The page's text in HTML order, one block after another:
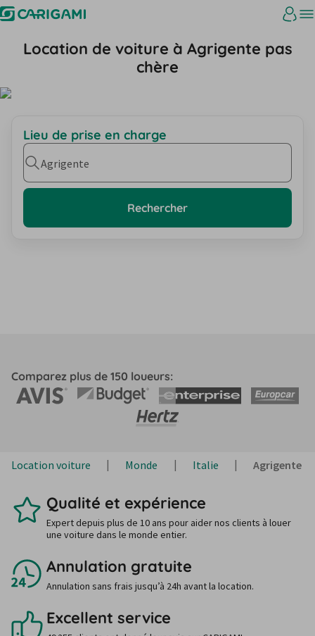
Location de voiture à Agrigente pas
chère
Lieu de prise en charge
Agrigente
Rechercher
Comparez plus de 150 loueurs:
Location voiture Monde Italie Agrigente
Qualité et expérience
Expert depuis plus de 10 ans pour aider nos clients à louer
une voiture dans le monde entier.
Annulation gratuite
Annulation sans frais jusqu’à 24h avant la location.
Excellent service